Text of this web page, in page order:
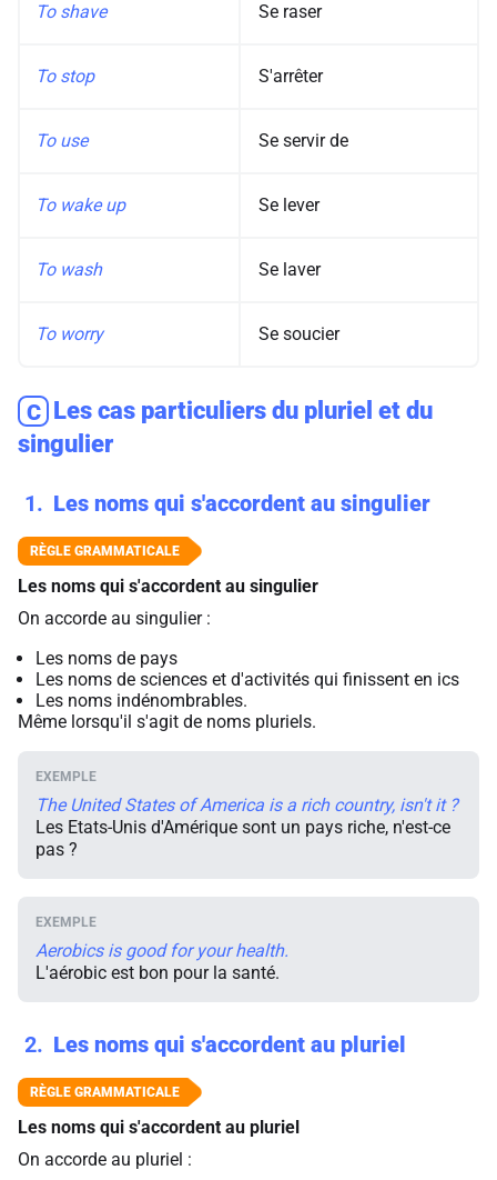
To shave Se raser
To stop S'arrêter
To use Se servir de
To wake up Se lever
To wash Se laver
To worry Se soucier
C Les cas particuliers du pluriel et du
singulier
1 Les noms qui s'accordent au singulier
Les noms qui s'accordent au singulier
On accorde au singulier :
Les noms de pays
Les noms de sciences et d'activités qui finissent en ics
Les noms indénombrables.
Même lorsqu'il s'agit de noms pluriels.
The United States of America is a rich country, isn't it ?
Les Etats-Unis d'Amérique sont un pays riche, n'est-ce
pas ?
Aerobics is good for your health.
L'aérobic est bon pour la santé.
2 Les noms qui s'accordent au pluriel
Les noms qui s'accordent au pluriel
On accorde au pluriel :